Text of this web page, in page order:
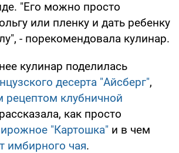
"Его можно просто
или пленку и дать ребенку
- порекомендовала кулинар.
кулинар поделилась
десерта "Айсберг",
рецептом клубничной
как просто
"Картошка" и в чем
имбирного чая.